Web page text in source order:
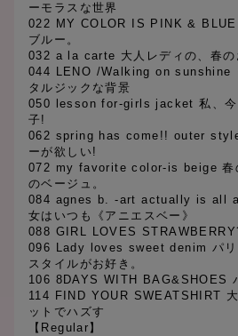
ーモラスな世界
022 MY COLOR IS PINK & BLUE
ブルー。
032 a la carte 大人レディの、春の
044 LENO /Walking on sunshine
タルジックな背景
050 lesson for-girls jacket 私、今
子!
062 spring has come!! outer style
ーが欲しい!
072 my favorite color-is beige 春
のベージュ。
084 agnes b. -art actually is all
女はいつも《アニエスベー》
088 GIRL LOVES
096 Lady loves sweet denim パリ
スタイルがお好き。
106 8DAYS WITH BAG&SHOES
114 FIND YOUR SWEATSHIRT
ットでハズす
【Regular】